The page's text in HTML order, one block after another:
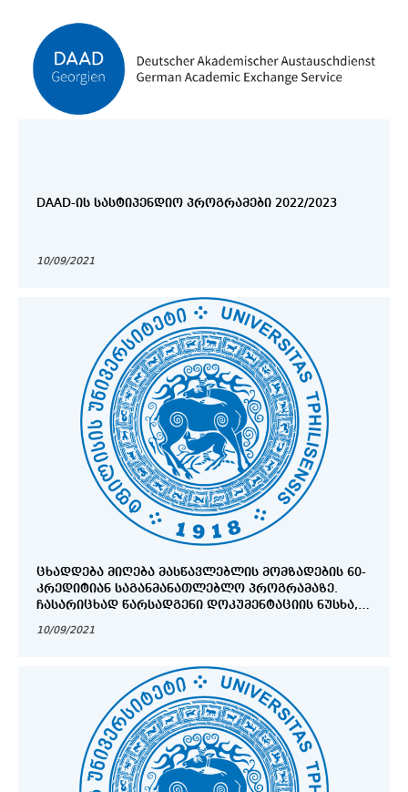
DAAD-ᲘᲡ ᲡᲐᲡᲢᲘᲞᲔᲜᲓᲘᲝ ᲞᲠᲝᲒᲠᲐᲛᲔᲑᲘ 2022/2023
10/09/2021
ᲪᲮᲐᲓᲓᲔᲑᲐ ᲛᲘᲦᲔᲑᲐ ᲛᲐᲡᲬᲐᲕᲚᲔᲑᲚᲘᲡ ᲛᲝᲛᲖᲐᲓᲔᲑᲘᲡ 60-
ᲙᲠᲔᲓᲘᲢᲘᲐᲜ ᲡᲐᲒᲐᲜᲛᲐᲜᲐᲗᲚᲔᲑᲚᲝ ᲞᲠᲝᲒᲠᲐᲛᲐᲖᲔ.
ᲩᲐᲡᲐᲠᲘᲪᲮᲐᲓ ᲬᲐᲠᲡᲐᲓᲒᲔᲜᲘ ᲓᲝᲙᲣᲛᲔᲜᲢᲐᲪᲘᲘᲡ ᲜᲣᲡᲮᲐ,
10/09/2021